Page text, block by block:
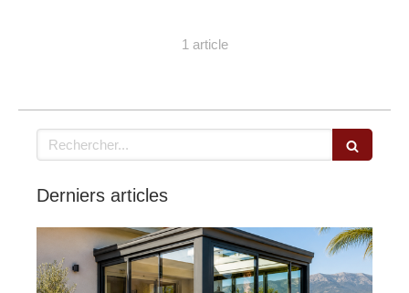
1 article
Rechercher
Derniers articles